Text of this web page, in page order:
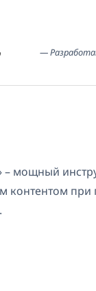
—
– мощный
контентом